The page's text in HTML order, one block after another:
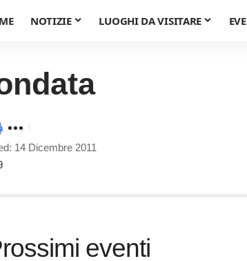
NOTIZIE LUOGHI DA VISITARE
14 Dicembre 2011
eventi